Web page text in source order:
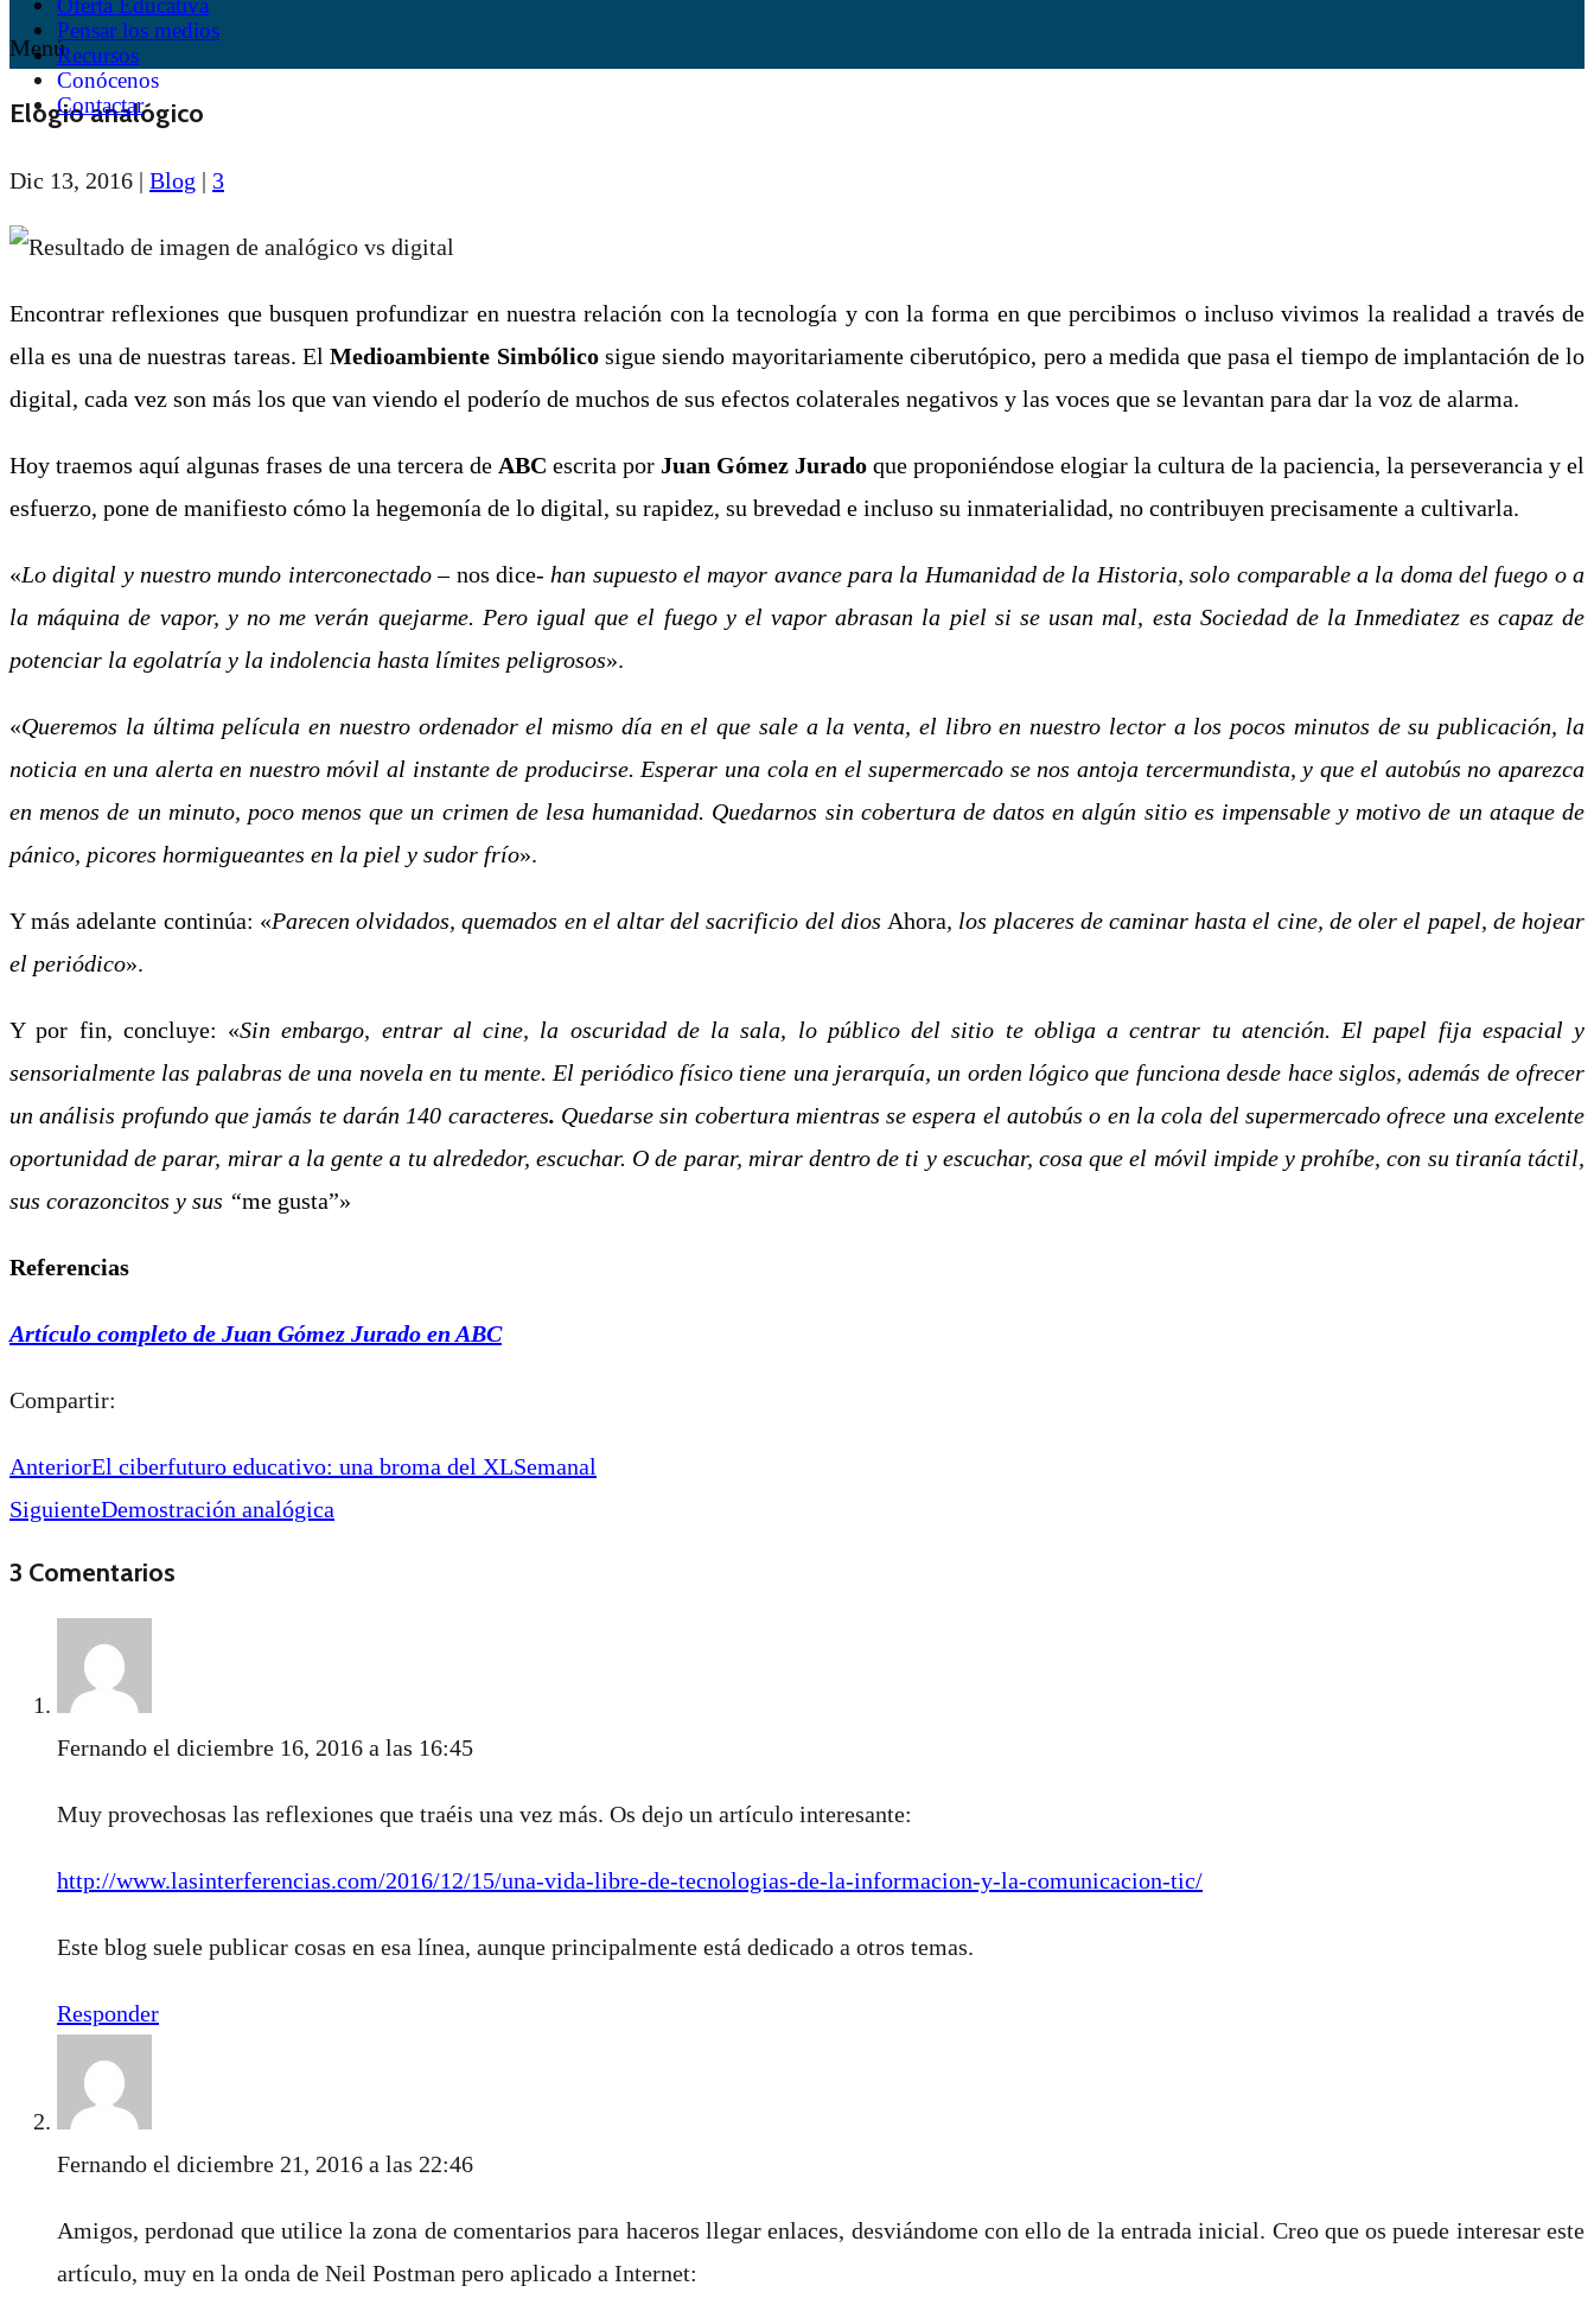
Pensar los medios
Recursos
Conócenos
Contactar
Menú
Elogio analógico
Dic 13, 2016 | Blog | 3
Encontrar reflexiones que busquen profundizar en nuestra relación con la tecnología y con la forma en que percibimos o incluso vivimos la realidad a través de
ella es una de nuestras tareas. ElMedioambiente Simbólicosigue siendo mayoritariamente ciberutópico, pero a medida que pasa el tiempo de implantación de lo
digital, cada vez son más los que van viendo el poderío de muchos de sus efectos colaterales negativos y las voces que se levantan para dar la voz de alarma.
Hoy traemos aquí algunas frases de una tercera de ABC escrita por Juan Gómez Jurado que proponiéndose elogiar la cultura de la paciencia, la perseverancia y el
esfuerzo, pone de manifiesto cómo la hegemonía de lo digital, su rapidez, su brevedad e incluso su inmaterialidad, no contribuyen precisamente a cultivarla.
«Lo digital y nuestro mundo interconectado– nos dice- han supuesto el mayor avance para la Humanidad de la Historia, solo comparable a la doma del fuego o a
la máquina de vapor, y no me verán quejarme. Pero igual que el fuego y el vapor abrasan la piel si se usan mal, esta Sociedad de la Inmediatez es capaz de
potenciar la egolatría y la indolencia hasta límites peligrosos».
«Queremos la última película en nuestro ordenador el mismo día en el que sale a la venta, el libro en nuestro lector a los pocos minutos de su publicación, la
noticia en una alerta en nuestro móvil al instante de producirse. Esperar una cola en el supermercado se nos antoja tercermundista, y que el autobús no aparezca
en menos de un minuto, poco menos que un crimen de lesa humanidad. Quedarnos sin cobertura de datos en algún sitio es impensable y motivo de un ataque de
pánico, picores hormigueantes en la piel y sudor frío».
Y más adelante continúa: «Parecen olvidados, quemados en el altar del sacrificio del dios Ahora, los placeres de caminar hasta el cine, de oler el papel, de hojear
el periódico».
Y por fin, concluye: «Sin embargo, entrar al cine, la oscuridad de la sala, lo público del sitio te obliga a centrar tu atención. El papel fija espacial y
sensorialmente las palabras de una novela en tu mente. El periódico físico tiene una jerarquía, un orden lógico que funciona desde hace siglos, además de ofrecer
un análisis profundo que jamás te darán 140 caracteres. Quedarse sin cobertura mientras se espera el autobús o en la cola del supermercado ofrece una excelente
oportunidad de parar, mirar a la gente a tu alrededor, escuchar. O de parar, mirar dentro de ti y escuchar, cosa que el móvil impide y prohíbe, con su tiranía táctil,
sus corazoncitos y sus “me gusta”»
Referencias
Artículo completo de Juan Gómez Jurado en ABC
Compartir:
AnteriorEl ciberfuturo educativo: una broma del XLSemanal
SiguienteDemostración analógica
3 Comentarios
Fernando el diciembre 16, 2016 a las 16:45
Muy provechosas las reflexiones que traéis una vez más. Os dejo un artículo interesante:
http://www.lasinterferencias.com/2016/12/15/una-vida-libre-de-tecnologias-de-la-informacion-y-la-comunicacion-tic/
Este blog suele publicar cosas en esa línea, aunque principalmente está dedicado a otros temas.
Responder
Fernando el diciembre 21, 2016 a las 22:46
Amigos, perdonad que utilice la zona de comentarios para haceros llegar enlaces, desviándome con ello de la entrada inicial. Creo que os puede interesar este
artículo, muy en la onda de Neil Postman pero aplicado a Internet: